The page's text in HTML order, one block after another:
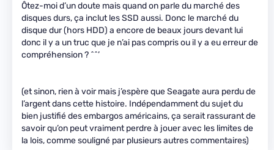
Ôtez-moi d’un doute mais quand on parle du marché des
disques durs, ça inclut les SSD aussi. Donc le marché du
disque dur (hors HDD) a encore de beaux jours devant lui
donc il y a un truc que je n’ai pas compris ou il y a eu erreur de
compréhension ? ^^’
(et sinon, rien à voir mais j’espère que Seagate aura perdu de
l’argent dans cette histoire. Indépendamment du sujet du
bien justifié des embargos américains, ça serait rassurant de
savoir qu’on peut vraiment perdre à jouer avec les limites de
la lois, comme souligné par plusieurs autres commentaires)